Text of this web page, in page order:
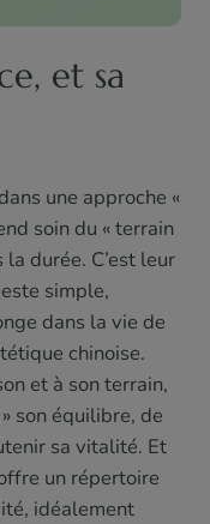
et sa
une approche «
soin du « terrain
durée. C’est leur
simple,
dans la vie de
chinoise.
et à son terrain,
son équilibre, de
sa vitalité. Et
un répertoire
idéalement